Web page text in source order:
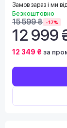
Замов зараз і ми
Безкоштовно
15 599 ₴ -17%
12 999
12 349 ₴ за